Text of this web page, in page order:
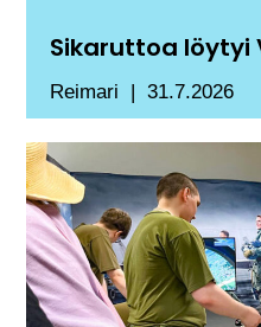
Sikaruttoa löytyi
Reimari 31.7.2026